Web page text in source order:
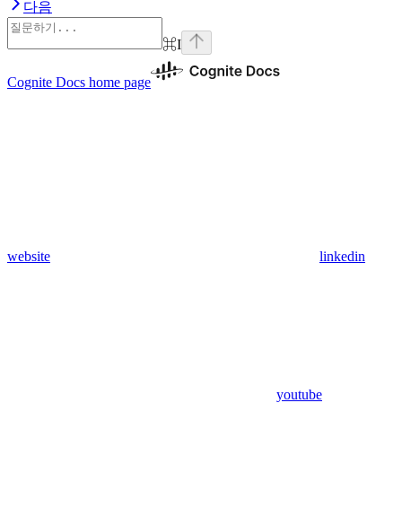
다음
⌘I
Cognite Docs home page
website linkedin
youtube